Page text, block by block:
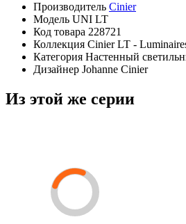
Производитель Cinier
Модель UNI LT
Код товара 228721
Коллекция Cinier LT -
Категория Настенный
Дизайнер Johanne Cinier
Из этой же серии